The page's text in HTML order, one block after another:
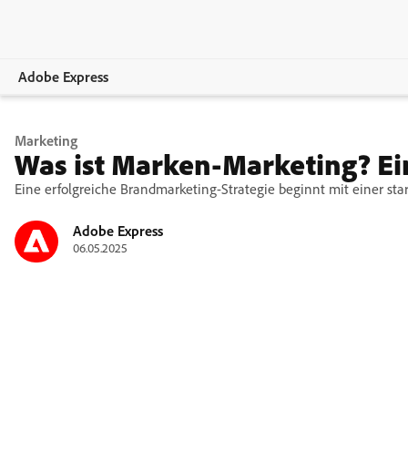
Adobe Express
Übersicht
Erstellen.
Unternehmen
Marketing
Was ist Marken-Marketing?
Eine erfolgreiche Brandmarketing-Strategie beginnt mit einer
Adobe Express
06.05.2025